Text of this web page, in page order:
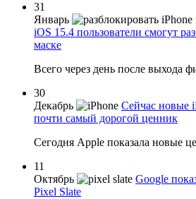
31
Январь
iOS 15.4 пользователи смогут
маске
Всего через день после выхода
30
Декабрь
Сейчас новые
почти самый дорогой ценник
Сегодня Apple показала новые
11
Октябрь
Google
Pixel Slate